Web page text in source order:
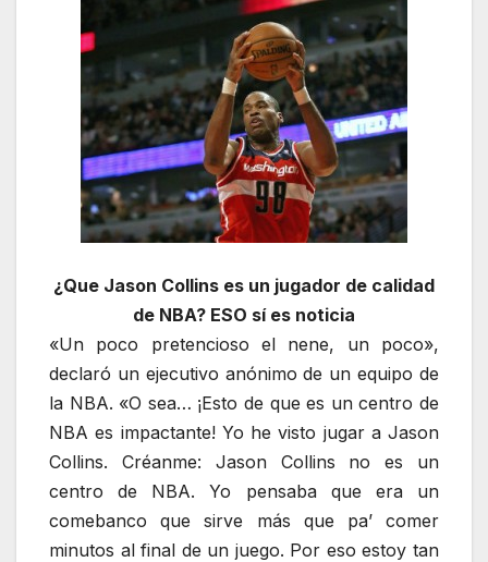
¿Que Jason Collins es un jugador de calidad
de NBA? ESO sí es noticia
«Un poco pretencioso el nene, un poco»,
declaró un ejecutivo anónimo de un equipo de
la NBA. «O sea… ¡Esto de que es un centro de
NBA es impactante! Yo he visto jugar a Jason
Collins. Créanme: Jason Collins no es un
centro de NBA. Yo pensaba que era un
comebanco que sirve más que pa’ comer
minutos al final de un juego. Por eso estoy tan